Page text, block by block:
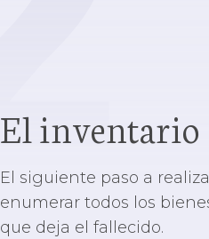
El inventario
El siguiente paso a
enumerar todos los
que deja el fallecido.